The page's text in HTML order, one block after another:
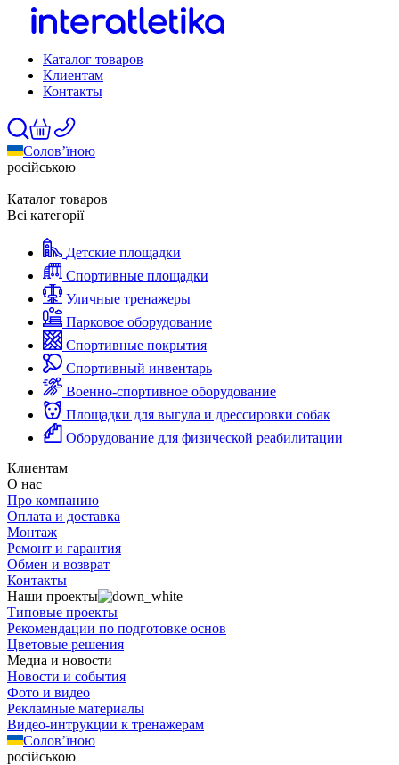
Каталог товаров
Клиентам
Контакты
Солов’їною
російською
Каталог товаров
Всі категорії
Детские площадки
Спортивные площадки
Уличные тренажеры
Парковое оборудование
Спортивные покрытия
Спортивный инвентарь
Военно-спортивное оборудование
Площадки для выгула и дрессировки собак
Оборудование для физической реабилитации
Клиентам
О нас
Про компанию
Оплата и доставка
Монтаж
Ремонт и гарантия
Обмен и возврат
Контакты
Наши проекты
Типовые проекты
Рекомендации по подготовке основ
Цветовые решения
Медиа и новости
Новости и события
Фото и видео
Рекламные материалы
Видео-интрукции к тренажерам
Солов’їною
російською